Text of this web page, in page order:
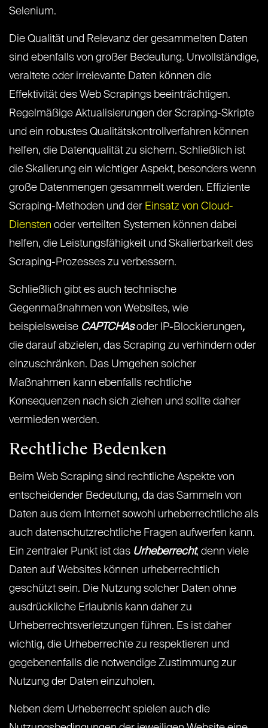
Selenium.
Die Qualität und Relevanz der gesammelten Daten
sind ebenfalls von großer Bedeutung. Unvollständige,
veraltete oder irrelevante Daten können die
Effektivität des Web Scrapings beeinträchtigen.
Regelmäßige Aktualisierungen der Scraping-Skripte
und ein robustes Qualitätskontrollverfahren können
helfen, die Datenqualität zu sichern. Schließlich ist
die Skalierung ein wichtiger Aspekt, besonders wenn
große Datenmengen gesammelt werden. Effiziente
Scraping-Methoden und der Einsatz von Cloud-
Diensten oder verteilten Systemen können dabei
helfen, die Leistungsfähigkeit und Skalierbarkeit des
Scraping-Prozesses zu verbessern.
Schließlich gibt es auch technische
Gegenmaßnahmen von Websites, wie
beispielsweise CAPTCHAsoder IP-Blockierungen,
die darauf abzielen, das Scraping zu verhindern oder
einzuschränken. Das Umgehen solcher
Maßnahmen kann ebenfalls rechtliche
Konsequenzen nach sich ziehen und sollte daher
vermieden werden.
Rechtliche Bedenken
Beim Web Scraping sind rechtliche Aspekte von
entscheidender Bedeutung, da das Sammeln von
Daten aus dem Internet sowohl urheberrechtliche als
auch datenschutzrechtliche Fragen aufwerfen kann.
Ein zentraler Punkt ist das Urheberrecht, denn viele
Daten auf Websites können urheberrechtlich
geschützt sein. Die Nutzung solcher Daten ohne
ausdrückliche Erlaubnis kann daher zu
Urheberrechtsverletzungen führen. Es ist daher
wichtig, die Urheberrechte zu respektieren und
gegebenenfalls die notwendige Zustimmung zur
Nutzung der Daten einzuholen.
Neben dem Urheberrecht spielen auch die